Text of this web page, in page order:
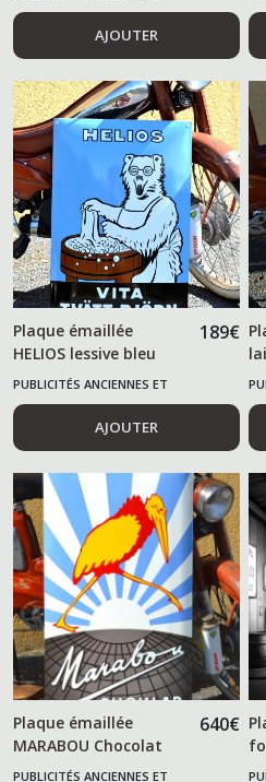
ALIMENTAIRES
AJOUTER
Plaque émaillée
HELIOS lessive bleu
189€
PUBLICITÉS ANCIENNES ET
ALIMENTAIRES
AJOUTER
Plaque émaillée
MARABOU Chocolat
640€
PUBLICITÉS ANCIENNES ET